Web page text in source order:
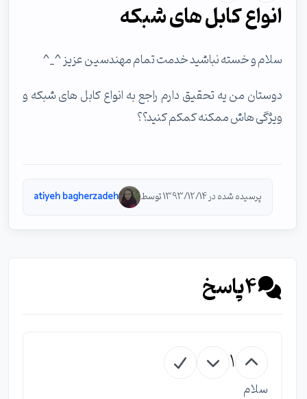
انواع کابل های شبکه
سلام و خسته نباشید خدمت تمام مهندسین عزیز ^_^
دوستان من یه تحقیق دارم راجع به انواع کابل های شبکه و
ویژگی هاش ممکنه کمکم کنید؟؟
پرسیده شده در 1393/12/14 توسط atiyeh bagherzadeh
4پاسخ
1
سلام